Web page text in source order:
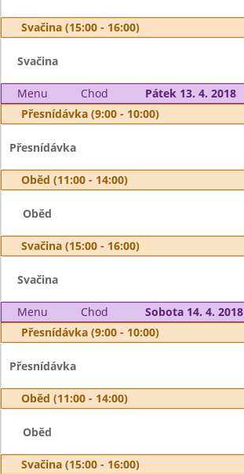
Svačina (15:00 - 16:00)
Svačina
Menu Chod
Pátek 13. 4. 2018
Přesnídávka (9:00 - 10:00)
Přesnídávka
Oběd (11:00 - 14:00)
Oběd
Svačina (15:00 - 16:00)
Svačina
Menu Chod
Sobota 14. 4. 2018
Přesnídávka (9:00 - 10:00)
Přesnídávka
Oběd (11:00 - 14:00)
Oběd
Svačina (15:00 - 16:00)